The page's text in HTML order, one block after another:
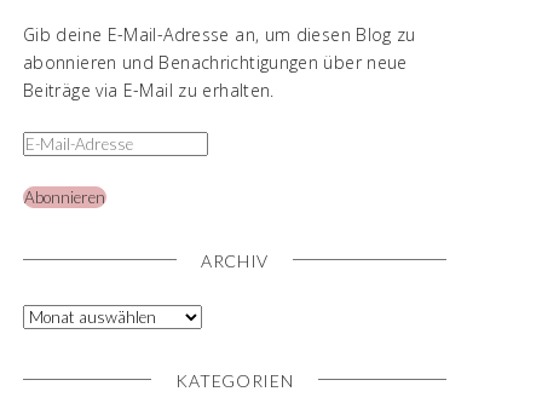
Gib deine E-Mail-Adresse an, um diesen Blog zu
abonnieren und Benachrichtigungen über neue
Beiträge via E-Mail zu erhalten.
Abonnieren
ARCHIV
KATEGORIEN